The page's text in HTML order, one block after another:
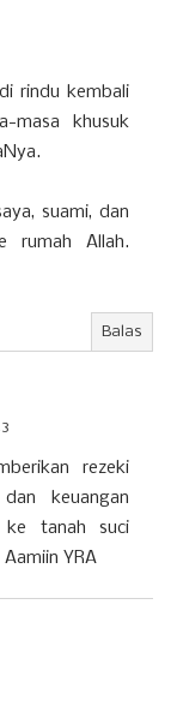
rindu kembali
masa khusuk
suami, dan
rumah Allah.
Balas
rezeki
keuangan
tanah suci
YRA